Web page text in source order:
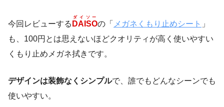
今回レビューする DAISO
ダイソー
の「 メガネくもり止めシート 」
も、100円とは思えないほどクオリティが高く使いやすい
くもり止めメガネ拭きです。
デザインは装飾なくシンプルで、誰でもどんなシーンでも
使いやすい。